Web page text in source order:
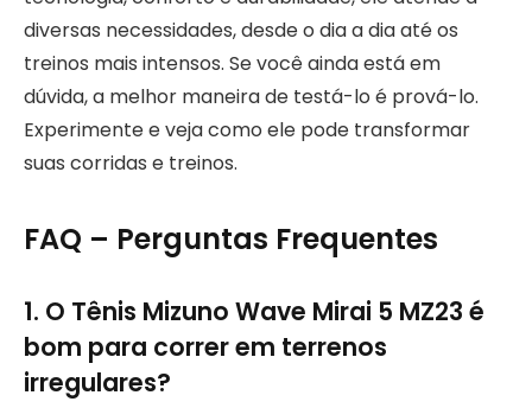
diversas necessidades, desde o dia a dia até os
treinos mais intensos. Se você ainda está em
dúvida, a melhor maneira de testá-lo é prová-lo.
Experimente e veja como ele pode transformar
suas corridas e treinos.
FAQ – Perguntas Frequentes
1. O Tênis Mizuno Wave Mirai 5 MZ23 é
bom para correr em terrenos
irregulares?